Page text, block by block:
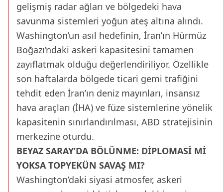
gelişmiş radar ağları ve bölgedeki hava
savunma sistemleri yoğun ateş altına alındı.
Washington’un asıl hedefinin, İran’ın Hürmüz
Boğazı’ndaki askeri kapasitesini tamamen
zayıflatmak olduğu değerlendiriliyor. Özellikle
son haftalarda bölgede ticari gemi trafiğini
tehdit eden İran’ın deniz mayınları, insansız
hava araçları (İHA) ve füze sistemlerine yönelik
kapasitenin sınırlandırılması, ABD stratejisinin
merkezine oturdu.
BEYAZ SARAY’DA BÖLÜNME: DİPLOMASİ Mİ
YOKSA TOPYEKÜN SAVAŞ MI?
Washington’daki siyasi atmosfer, askeri